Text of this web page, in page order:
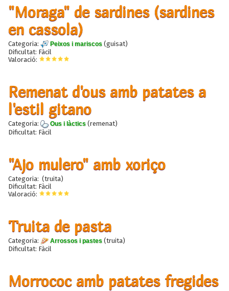
"Moraga" de sardines (sardines
en cassola)
Categoria: Peixos i mariscos (guisat)
Dificultat: Fàcil
Valoració:
Remenat d'ous amb patates a
l'estil gitano
Categoria: Ous i làctics (remenat)
Dificultat: Fàcil
"Ajo mulero" amb xoriço
Categoria: (truita)
Dificultat: Fàcil
Valoració:
Truita de pasta
Categoria: Arrossos i pastes (truita)
Dificultat: Fàcil
Morrococ amb patates fregides